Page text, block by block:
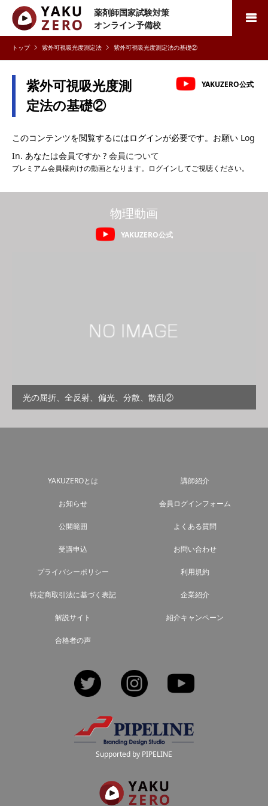
薬剤師国家試験対策
オンライン予備校
検索
紫外可視吸光度測定法 紫外可視吸光度測定法の基礎②
紫外可視吸光度測
定法の基礎②
YAKUZERO公式
このコンテンツを閲覧するにはログインが必要です。お願い Log
In. あなたは会員ですか ? 会員について
プレミアム会員様向けの動画となります。ログインしてご視聴ください。
YAKUZERO公式
物理動画
光の屈折、全反射、偏光、分散、散乱②
YAKUZEROとは 講師紹介
お知らせ 会員ログインフォーム
公開範囲 よくある質問
受講申込 お問い合わせ
プライバシーポリシー 利用規約
特定商取引法に基づく表記 企業紹介
解説サイト 紹介キャンペーン
合格者の声
Twitter Instagram
Supported by PIPELINE